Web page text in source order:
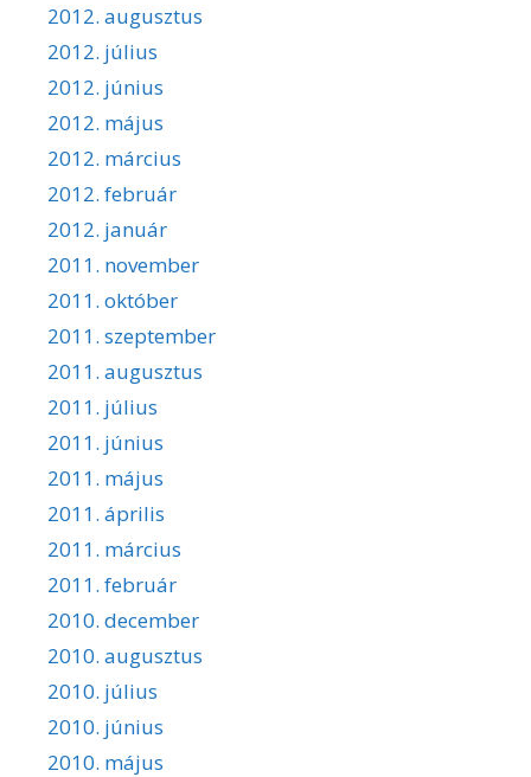
2012. augusztus
2012. július
2012. június
2012. május
2012. március
2012. február
2012. január
2011. november
2011. október
2011. szeptember
2011. augusztus
2011. július
2011. június
2011. május
2011. április
2011. március
2011. február
2010. december
2010. augusztus
2010. július
2010. június
2010. május